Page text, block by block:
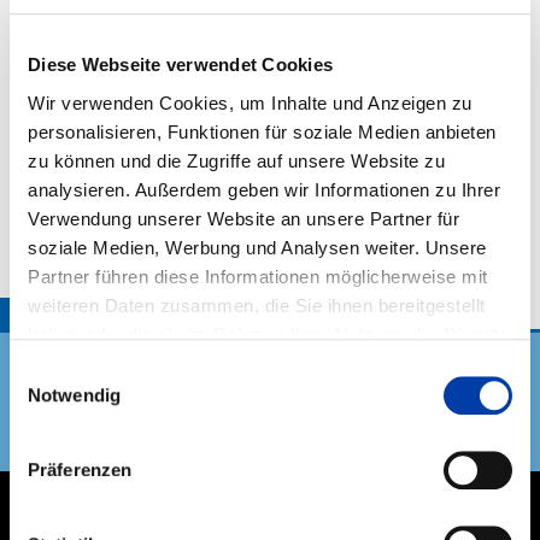
Diese Webseite verwendet Cookies
Wir verwenden Cookies, um Inhalte und Anzeigen zu
personalisieren, Funktionen für soziale Medien anbieten
zu können und die Zugriffe auf unsere Website zu
analysieren. Außerdem geben wir Informationen zu Ihrer
Verwendung unserer Website an unsere Partner für
soziale Medien, Werbung und Analysen weiter. Unsere
Partner führen diese Informationen möglicherweise mit
weiteren Daten zusammen, die Sie ihnen bereitgestellt
Notwendig
Präferenzen
Schulungsangebot finden Sie auf den Seiten der
DVS-KURSSTÄTTE DINGOLFING DER BMW AG
WERK 2.1, MT-545
DVS-KURSSTÄTTE DINGOLFING DER BMW AG WERK 2.1, MT-
Laaberstraße 7
Kursstaette-BMW-AG@bmw.de
Zur Website
TOP